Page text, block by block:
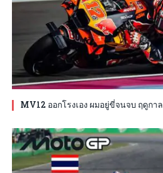
MV12 ออกโรงเอง ผมอยู่ขี่จนจบ ฤดูกาล